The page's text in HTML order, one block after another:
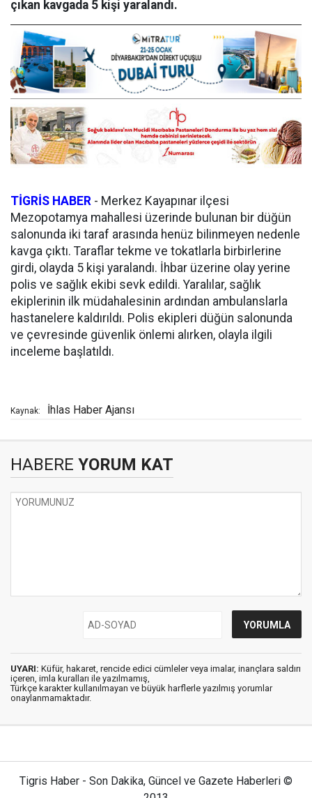
çıkan kavgada 5 kişi yaralandı.
TİGRİS HABER - Merkez Kayapınar ilçesi
Mezopotamya mahallesi üzerinde bulunan bir düğün
salonunda iki taraf arasında henüz bilinmeyen nedenle
kavga çıktı. Taraflar tekme ve tokatlarla birbirlerine
girdi, olayda 5 kişi yaralandı. İhbar üzerine olay yerine
polis ve sağlık ekibi sevk edildi. Yaralılar, sağlık
ekiplerinin ilk müdahalesinin ardından ambulanslarla
hastanelere kaldırıldı. Polis ekipleri düğün salonunda
ve çevresinde güvenlik önlemi alırken, olayla ilgili
inceleme başlatıldı.
Kaynak: İhlas Haber Ajansı
HABERE YORUM KAT
UYARI: Küfür, hakaret, rencide edici cümleler veya imalar, inançlara saldırı
içeren, imla kuralları ile yazılmamış,
Türkçe karakter kullanılmayan ve büyük harflerle yazılmış yorumlar
onaylanmamaktadır.
Tigris Haber - Son Dakika, Güncel ve Gazete Haberleri ©